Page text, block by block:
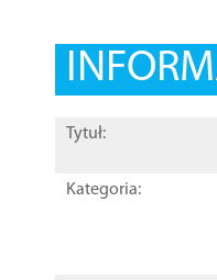
Tytuł:
Kategoria: